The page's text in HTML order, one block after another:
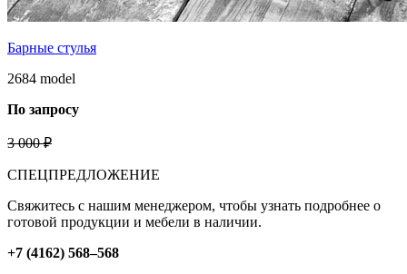
Барные стулья
2684 model
По запросу
3 000 ₽
СПЕЦПРЕДЛОЖЕНИЕ
Свяжитесь с нашим менеджером, чтобы узнать подробнее о
готовой продукции и мебели в наличии.
+7 (4162) 568–568